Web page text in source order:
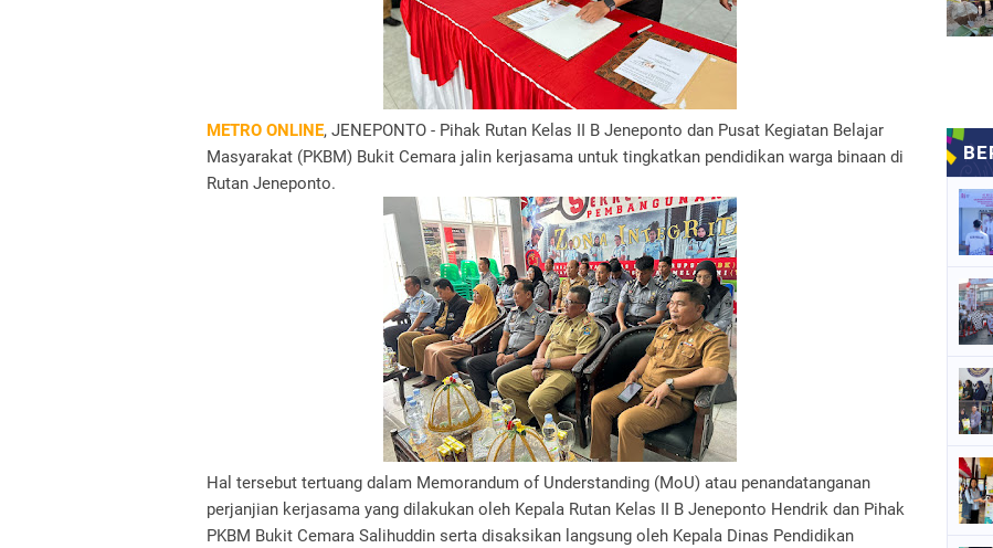
METRO ONLINE, JENEPONTO - Pihak Rutan Kelas II B Jeneponto dan Pusat Kegiatan Belajar
Masyarakat (PKBM) Bukit Cemara jalin kerjasama untuk tingkatkan pendidikan warga binaan di
Rutan Jeneponto.
Hal tersebut tertuang dalam Memorandum of Understanding (MoU) atau penandatanganan
perjanjian kerjasama yang dilakukan oleh Kepala Rutan Kelas II B Jeneponto Hendrik dan Pihak
PKBM Bukit Cemara Salihuddin serta disaksikan langsung oleh Kepala Dinas Pendidikan